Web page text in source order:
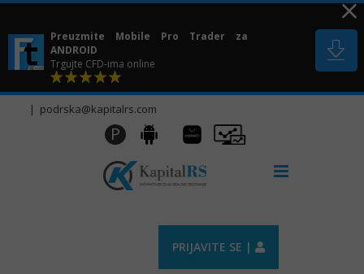
Skip
content
Preuzmite Mobile Pro Trader za
ANDROID
Trgujte CFD-ima online
| podrska@kapitalrs.com
P Android
Huawei
AppGallery
Pro
Trader
PRIJAVITE SE |